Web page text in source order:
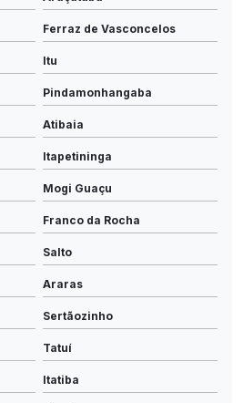
Ferraz de Vasconcelos
Itu
Pindamonhangaba
Atibaia
Itapetininga
Mogi Guaçu
Franco da Rocha
Salto
Araras
Sertãozinho
Tatuí
Itatiba